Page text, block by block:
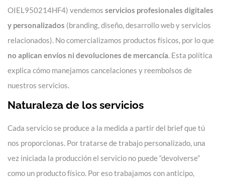
OIEL950214HF4) vendemos servicios profesionales digitales
y personalizados (branding, diseño, desarrollo web y servicios
relacionados). No comercializamos productos físicos, por lo que
no aplican envíos ni devoluciones de mercancía. Esta política
explica cómo manejamos cancelaciones y reembolsos de
nuestros servicios.
Naturaleza de los servicios
Cada servicio se produce a la medida a partir del brief que tú
nos proporcionas. Por tratarse de trabajo personalizado, una
vez iniciada la producción el servicio no puede “devolverse”
como un producto físico. Por eso trabajamos con anticipo,